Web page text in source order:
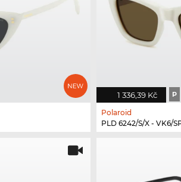
1 336,39 Kč P
Polaroid
PLD 6242/S/X - VK6/